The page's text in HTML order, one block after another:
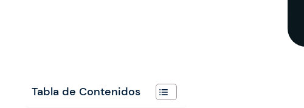
Tabla de Contenidos